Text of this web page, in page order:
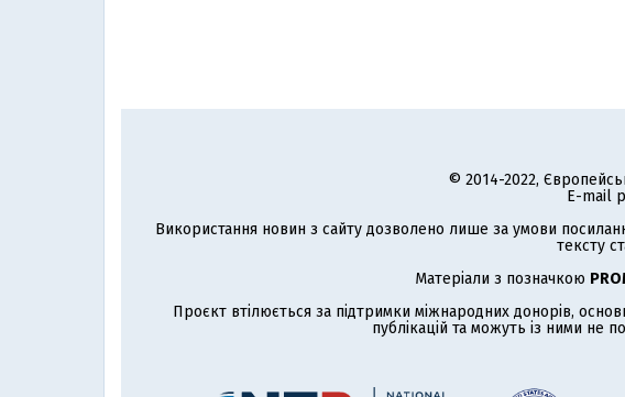
© 2014-2022,
E-mail
Використання новин з сайту дозволено лише за умови
тексту
Матеріали з позначкою
Проєкт втілюється за підтримки міжнародних донорів,
публікацій та можуть із ними не